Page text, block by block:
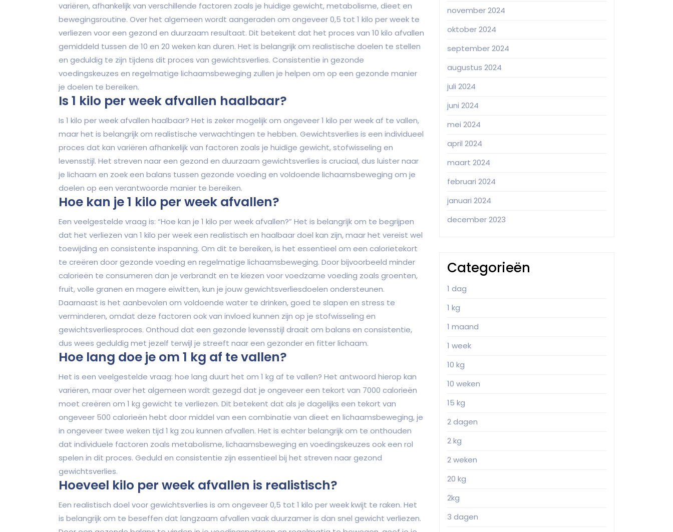
variëren, afhankelijk van verschillende factoren zoals je huidige gewicht, metabolisme, dieet en
bewegingsroutine. Over het algemeen wordt aangeraden om ongeveer 0,5 tot 1 kilo per week te
verliezen voor een gezond en duurzaam resultaat. Dit betekent dat het proces van 10 kilo afvallen
gemiddeld tussen de 10 en 20 weken kan duren. Het is belangrijk om realistische doelen te stellen
en geduldig te zijn tijdens dit proces van gewichtsverlies. Consistentie in gezonde
voedingskeuzes en regelmatige lichaamsbeweging zullen je helpen om op een gezonde manier
je doelen te bereiken.
Is 1 kilo per week afvallen haalbaar?
Is 1 kilo per week afvallen haalbaar? Het is zeker mogelijk om ongeveer 1 kilo per week af te vallen,
maar het is belangrijk om realistische verwachtingen te hebben. Gewichtsverlies is een individueel
proces dat kan variëren afhankelijk van factoren zoals je huidige gewicht, stofwisseling en
levensstijl. Het streven naar een gezond en duurzaam gewichtsverlies is cruciaal, dus luister naar
je lichaam en zoek een balans tussen gezonde voeding en voldoende lichaamsbeweging om je
doelen op een verantwoorde manier te bereiken.
Hoe kan je 1 kilo per week afvallen?
Een veelgestelde vraag is: “Hoe kan je 1 kilo per week afvallen?” Het is belangrijk om te begrijpen
dat het verliezen van 1 kilo per week een realistisch en haalbaar doel kan zijn, maar het vereist wel
toewijding en consistente inspanning. Om dit te bereiken, is het essentieel om een calorietekort
te creëren door gezonde voeding en regelmatige lichaamsbeweging. Door bijvoorbeeld minder
calorieën te consumeren dan je verbrandt en te kiezen voor voedzame voeding zoals groenten,
fruit, volle granen en magere eiwitten, kun je jouw gewichtsverliesdoelen ondersteunen.
Daarnaast is het aanbevolen om voldoende water te drinken, goed te slapen en stress te
verminderen, omdat deze factoren ook van invloed kunnen zijn op je stofwisseling en
gewichtsverliesproces. Onthoud dat een gezonde levensstijl draait om balans en consistentie,
dus wees geduldig met jezelf terwijl je streeft naar een gezonder en fitter lichaam.
Hoe lang doe je om 1 kg af te vallen?
Het is een veelgestelde vraag: hoe lang duurt het om 1 kg af te vallen? Het antwoord hierop kan
variëren, maar over het algemeen wordt gezegd dat je ongeveer een tekort van 7000 calorieën
moet creëren om 1 kg gewicht te verliezen. Dit betekent dat als je dagelijks een tekort van
ongeveer 500 calorieën hebt door middel van een combinatie van dieet en lichaamsbeweging, je
in ongeveer twee weken tijd 1 kg zou kunnen afvallen. Het is echter belangrijk om te onthouden
dat individuele factoren zoals metabolisme, lichaamsbeweging en voedingskeuzes ook een rol
spelen in dit proces. Geduld en consistentie zijn essentieel bij het streven naar gezond
gewichtsverlies.
Hoeveel kilo per week afvallen is realistisch?
Een realistisch doel voor gewichtsverlies is om ongeveer 0,5 tot 1 kilo per week kwijt te raken. Het
is belangrijk om te beseffen dat langzaam afvallen vaak duurzamer is dan snel gewicht verliezen.
november 2024
oktober 2024
september 2024
augustus 2024
juli 2024
juni 2024
mei 2024
april 2024
maart 2024
februari 2024
januari 2024
december 2023
Categorieën
1 dag
1 kg
1 maand
1 week
10 kg
10 weken
15 kg
2 dagen
2 kg
2 weken
20 kg
2kg
3 dagen